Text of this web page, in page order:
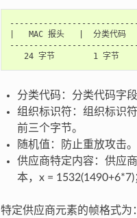
|   MAC 报头   |  分类代码
分类代码：分类代码字
组织标识符：组织标识
前三个字节。
随机值：防止重放攻击。
供应商特定内容：供应
本，x = 1532(1490+6*7)
特定供应商元素的帧格式为：